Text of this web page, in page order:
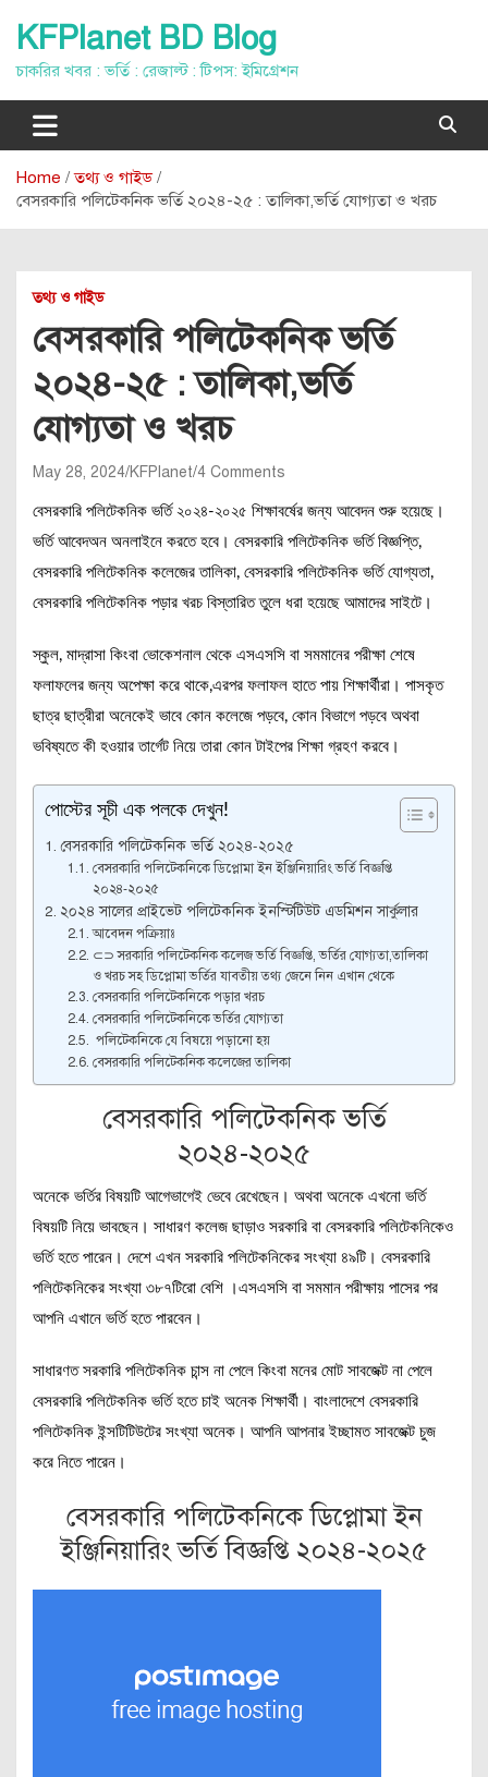
content
KFPlanet BD Blog
চাকরির খবর : ভর্তি : রেজাল্ট : টিপস: ইমিগ্রেশন
Home
তথ্য ও গাইড
বেসরকারি পলিটেকনিক ভর্তি ২০২৪-২৫ : তালিকা,ভর্তি যোগ্যতা ও খরচ
তথ্য ও গাইড
বেসরকারি পলিটেকনিক ভর্তি
২০২৪-২৫ : তালিকা,ভর্তি
যোগ্যতা ও খরচ
May 28, 2024 KFPlanet 4 Comments
বেসরকারি পলিটেকনিক ভর্তি ২০২৪-২০২৫ শিক্ষাবর্ষের জন্য আবেদন শুরু হয়েছে।
ভর্তি আবেদঅন অনলাইনে করতে হবে। বেসরকারি পলিটেকনিক ভর্তি বিজ্ঞপ্তি,
বেসরকারি পলিটেকনিক কলেজের তালিকা, বেসরকারি পলিটেকনিক ভর্তি যোগ্যতা,
বেসরকারি পলিটেকনিক পড়ার খরচ বিস্তারিত তুলে ধরা হয়েছে আমাদের সাইটে।
স্কুল, মাদ্রাসা কিংবা ভোকেশনাল থেকে এসএসসি বা সমমানের পরীক্ষা শেষে
ফলাফলের জন্য অপেক্ষা করে থাকে,এরপর ফলাফল হাতে পায় শিক্ষার্থীরা। পাসকৃত
ছাত্র ছাত্রীরা অনেকেই ভাবে কোন কলেজে পড়বে, কোন বিভাগে পড়বে অথবা
ভবিষ্যতে কী হওয়ার তার্গেট নিয়ে তারা কোন টাইপের শিক্ষা গ্রহণ করবে।
পোস্টের সূচী এক পলকে দেখুন!
বেসরকারি পলিটেকনিক ভর্তি ২০২৪-২০২৫
বেসরকারি পলিটেকনিকে ডিপ্লোমা ইন ইঞ্জিনিয়ারিং ভর্তি বিজ্ঞপ্তি
২০২৪-২০২৫
২০২৪ সালের প্রাইভেট পলিটেকনিক ইনস্টিটিউট এডমিশন সার্কুলার
আবেদন পক্রিয়াঃ
⊂⊃ সরকারি পলিটেকনিক কলেজ ভর্তি বিজ্ঞপ্তি, ভর্তির যোগ্যতা,তালিকা
ও খরচ সহ ডিপ্লোমা ভর্তির যাবতীয় তথ্য জেনে নিন এখান থেকে
বেসরকারি পলিটেকনিকে পড়ার খরচ
বেসরকারি পলিটেকনিকে ভর্তির যোগ্যতা
পলিটেকনিকে যে বিষয়ে পড়ানো হয়
বেসরকারি পলিটেকনিক কলেজের তালিকা
বেসরকারি পলিটেকনিক ভর্তি
২০২৪-২০২৫
অনেকে ভর্তির বিষয়টি আগেভাগেই ভেবে রেখেছেন। অথবা অনেকে এখনো ভর্তি
বিষয়টি নিয়ে ভাবছেন। সাধারণ কলেজ ছাড়াও সরকারি বা বেসরকারি পলিটেকনিকেও
ভর্তি হতে পারেন। দেশে এখন সরকারি পলিটেকনিকের সংখ্যা ৪৯টি। বেসরকারি
পলিটেকনিকের সংখ্যা ৩৮৭টিরো বেশি ।এসএসসি বা সমমান পরীক্ষায় পাসের পর
আপনি এখানে ভর্তি হতে পারবেন।
সাধারণত সরকারি পলিটেকনিক চান্স না পেলে কিংবা মনের মোট সাবজেক্ট না পেলে
বেসরকারি পলিটেকনিক ভর্তি হতে চাই অনেক শিক্ষার্থী। বাংলাদেশে বেসরকারি
পলিটেকনিক ইন্সটিটিউটের সংখ্যা অনেক। আপনি আপনার ইচ্ছামত সাবজেক্ট চুজ
করে নিতে পারেন।
বেসরকারি পলিটেকনিকে ডিপ্লোমা ইন
ইঞ্জিনিয়ারিং ভর্তি বিজ্ঞপ্তি ২০২৪-২০২৫